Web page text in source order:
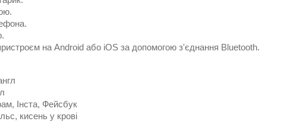
на Android або iOS за допомогою з'єднання Bluetooth.
Інста, Фейсбук
кисень у крові